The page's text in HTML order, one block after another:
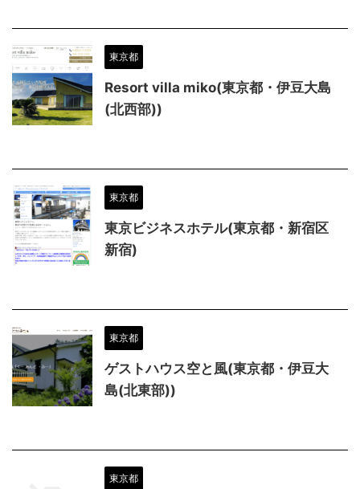
東京都
Resort villa miko(東京都・伊豆大島
(北西部))
東京都
東京ビジネスホテル(東京都・新宿区
新宿)
東京都
ゲストハウス空と風(東京都・伊豆大
島(北東部))
東京都